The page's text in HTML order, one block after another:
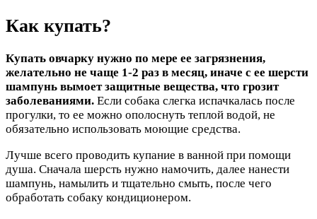
Как купать?
Купать овчарку нужно по мере ее загрязнения,
желательно не чаще 1-2 раз в месяц, иначе с ее шерсти
шампунь вымоет защитные вещества, что грозит
заболеваниями. Если собака слегка испачкалась после
прогулки, то ее можно ополоснуть теплой водой, не
обязательно использовать моющие средства.
Лучше всего проводить купание в ванной при помощи
душа. Сначала шерсть нужно намочить, далее нанести
шампунь, намылить и тщательно смыть, после чего
обработать собаку кондиционером.